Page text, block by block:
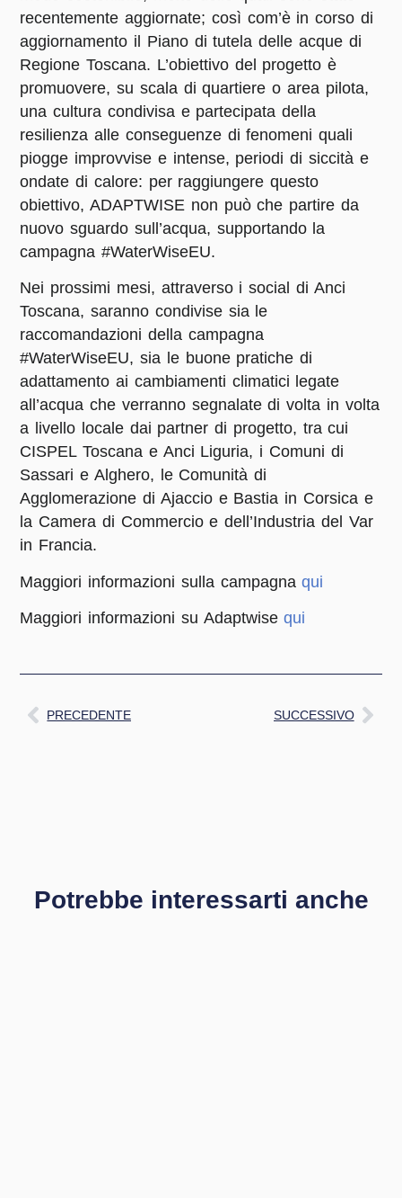
recentemente aggiornate; così com’è in corso di
aggiornamento il Piano di tutela delle acque di
Regione Toscana. L’obiettivo del progetto è
promuovere, su scala di quartiere o area pilota,
una cultura condivisa e partecipata della
resilienza alle conseguenze di fenomeni quali
piogge improvvise e intense, periodi di siccità e
ondate di calore: per raggiungere questo
obiettivo, ADAPTWISE non può che partire da
nuovo sguardo sull’acqua, supportando la
campagna #WaterWiseEU.
Nei prossimi mesi, attraverso i social di Anci
Toscana, saranno condivise sia le
raccomandazioni della campagna
#WaterWiseEU, sia le buone pratiche di
adattamento ai cambiamenti climatici legate
all’acqua che verranno segnalate di volta in volta
a livello locale dai partner di progetto, tra cui
CISPEL Toscana e Anci Liguria, i Comuni di
Sassari e Alghero, le Comunità di
Agglomerazione di Ajaccio e Bastia in Corsica e
la Camera di Commercio e dell’Industria del Var
in Francia.
Maggiori informazioni sulla campagnaqui
Maggiori informazioni su Adaptwisequi
PRECEDENTE SUCCESSIVO
Potrebbe interessarti anche